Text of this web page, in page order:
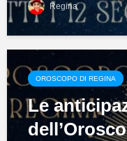
Regina
OROSCOPO DI REGINA
Le